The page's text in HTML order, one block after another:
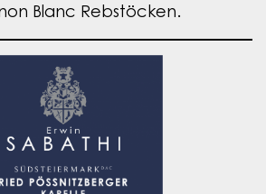
Blanc Rebstöcken.